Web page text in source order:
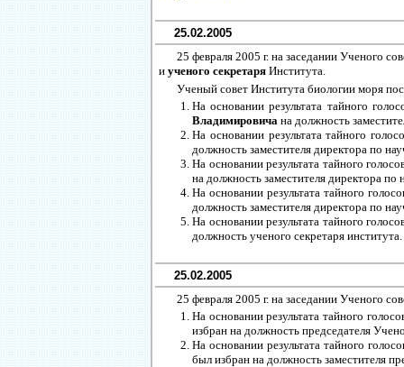
25.02.2005
25 февраля 2005 г. на заседании Ученого
и ученого секретаря Института.
Ученый совет Института биологии моря
На основании результата тайного
Владимировича на должность
На основании результата тайного
должность заместителя директора по
На основании результата тайного
на должность заместителя директора по
На основании результата тайного
должность заместителя директора по
На основании результата тайного
должность ученого секретаря института.
25.02.2005
25 февраля 2005 г. на заседании Ученого
На основании результата тайного
избран на должность председателя
На основании результата тайного
был избран на должность заместителя